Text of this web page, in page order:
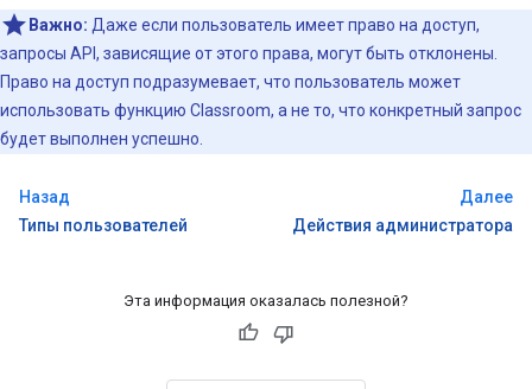
Важно: Даже если пользователь имеет право на доступ,
запросы API, зависящие от этого права, могут быть отклонены.
Право на доступ подразумевает, что пользователь может
использовать функцию Classroom, а не то, что конкретный запрос
будет выполнен успешно.
Назад
Типы пользователей
Далее
Действия администратора
Эта информация оказалась полезной?